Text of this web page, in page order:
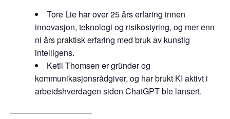
Tore Lie har over 25 års erfaring innen
innovasjon, teknologi og risikostyring, og mer enn
ni års praktisk erfaring med bruk av kunstig
intelligens.
Ketil Thomsen er gründer og
kommunikasjonsrådgiver, og har brukt KI aktivt i
arbeidshverdagen siden ChatGPT ble lansert.
——————————